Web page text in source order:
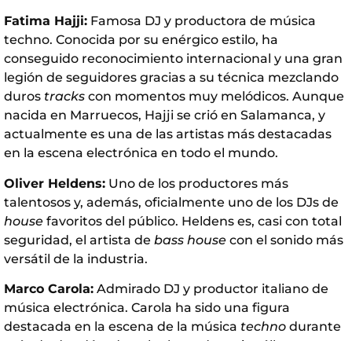
Fatima Hajji: Famosa DJ y productora de música
techno. Conocida por su enérgico estilo, ha
conseguido reconocimiento internacional y una gran
legión de seguidores gracias a su técnica mezclando
duros tracks con momentos muy melódicos. Aunque
nacida en Marruecos, Hajji se crió en Salamanca, y
actualmente es una de las artistas más destacadas
en la escena electrónica en todo el mundo.
Oliver Heldens: Uno de los productores más
talentosos y, además, oficialmente uno de los DJs de
house favoritos del público. Heldens es, casi con total
seguridad, el artista de bass house con el sonido más
versátil de la industria.
Marco Carola: Admirado DJ y productor italiano de
música electrónica. Carola ha sido una figura
destacada en la escena de la música techno durante